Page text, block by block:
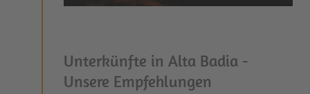
Unterkünfte in Alta Badia -
Unsere Empfehlungen